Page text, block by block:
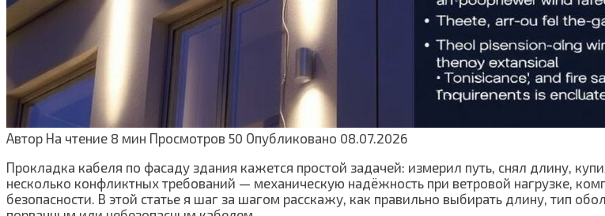
Автор На чтение 8 мин Просмотров 50 Опубликовано 08.07.2026
Прокладка кабеля по фасаду здания кажется простой задачей: измерил путь, снял длину,
несколько конфликтных требований — механическую надёжность при ветровой нагрузке,
безопасности. В этой статье я шаг за шагом расскажу, как правильно выбирать длину, тип